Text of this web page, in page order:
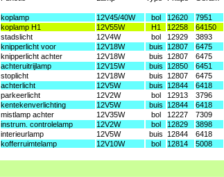
koplamp 12V45/40W bol 12620 7951
koplamp H1 12V55W H1 12258 64150
stadslicht 12V4W bol 12929 3893
knipperlicht voor 12V18W buis 12807 6475
knipperlicht achter 12V18W buis 12807 6475
achteruitrijlamp 12V15W buis 12850 6451
stoplicht 12V18W buis 12807 6475
achterlicht 12V5W buis 12844 6418
parkeerlicht 12V2W bol 12913 3796
kentekenverlichting 12V5W buis 12844 6418
mistlamp achter 12V35W bol 12227 7309
instrum. controlelamp 12V2W bol 12829 3898
interieurlamp 12V5W buis 12844 6418
kofferruimtelamp 12V10W bol 12814 5008